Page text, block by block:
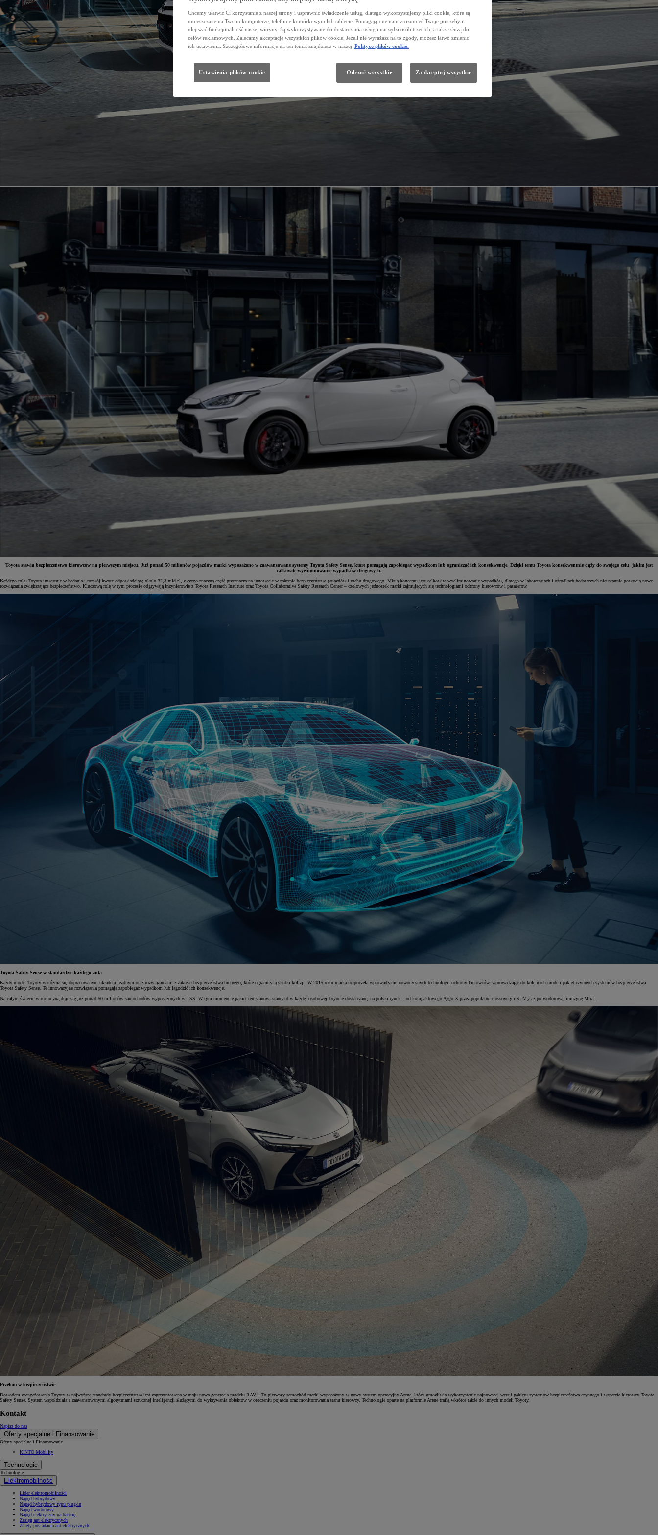
Toyota stawia bezpieczeństwo kierowców na pierwszym miejscu. Już ponad 50 milionów pojazdów marki wyposażono w zaawansowane systemy Toyota Safety Sense, które pomagają zapobiegać wypadkom lub ograniczać ich konsekwencje. Dzięki temu Toyota konsekwentnie dąży do swojego celu, jakim jest
całkowite wyeliminowanie wypadków drogowych.
Każdego roku Toyota inwestuje w badania i rozwój kwotę odpowiadającą około 32,3 mld zł, z czego znaczną część przeznacza na innowacje w zakresie bezpieczeństwa pojazdów i ruchu drogowego. Misją koncernu jest całkowite wyeliminowanie wypadków, dlatego w laboratoriach i ośrodkach badawczych nieustannie powstają nowe
rozwiązania zwiększające bezpieczeństwo. Kluczową rolę w tym procesie odgrywają inżynierowie z Toyota Research Institute oraz Toyota Collaborative Safety Research Center – czołowych jednostek marki zajmujących się technologiami ochrony kierowców i pasażerów.
Toyota Safety Sense w standardzie każdego auta
Każdy model Toyoty wyróżnia się dopracowanym układem jezdnym oraz rozwiązaniami z zakresu bezpieczeństwa biernego, które ograniczają skutki kolizji. W 2015 roku marka rozpoczęła wprowadzanie nowoczesnych technologii ochrony kierowców, wprowadzając do kolejnych modeli pakiet czynnych systemów bezpieczeństwa
Toyota Safety Sense. Te innowacyjne rozwiązania pomagają zapobiegać wypadkom lub łagodzić ich konsekwencje.
Na całym świecie w ruchu znajduje się już ponad 50 milionów samochodów wyposażonych w TSS. W tym momencie pakiet ten stanowi standard w każdej osobowej Toyocie dostarczanej na polski rynek – od kompaktowego Aygo X przez popularne crossovery i SUV-y aż po wodorową limuzynę Mirai.
Przełom w bezpieczeństwie
Dowodem zaangażowania Toyoty w najwyższe standardy bezpieczeństwa jest zaprezentowana w maju nowa generacja modelu RAV4. To pierwszy samochód marki wyposażony w nowy system operacyjny Arene, który umożliwia wykorzystanie najnowszej wersji pakietu systemów bezpieczeństwa czynnego i wsparcia kierowcy Toyota
Safety Sense. System współdziała z zaawansowanymi algorytmami sztucznej inteligencji służącymi do wykrywania obiektów w otoczeniu pojazdu oraz monitorowania stanu kierowcy. Technologie oparte na platformie Arene trafią wkrótce także do innych modeli Toyoty.
Kontakt
Napisz do nas
Oferty specjalne i Finansowanie
Oferty specjalne i Finansowanie
KINTO Mobility
Technologie
Technologie
Elektromobilność
Lider elektromobilności
Napęd hybrydowy
Napęd hybrydowy typu plug-in
Napęd wodorowy
Napęd elektryczny na baterię
Zasięg aut elektrycznych
Zalety posiadania aut elektrycznych
Chcemy ułatwić Ci korzystanie z naszej strony i usprawnić świadczenie usług, dlatego wykorzystujemy pliki cookie, które są
umieszczane na Twoim komputerze, telefonie komórkowym lub tablecie. Pomagają one nam zrozumieć Twoje potrzeby i
ulepszać funkcjonalność naszej witryny. Są wykorzystywane do dostarczania usług i narzędzi osób trzecich, a także służą do
celów reklamowych. Zalecamy akceptację wszystkich plików cookie. Jeżeli nie wyrażasz na to zgody, możesz łatwo zmienić
ich ustawienia. Szczegółowe informacje na ten temat znajdziesz w naszej Polityce plików cookie.
Ustawienia plików cookie Odrzuć wszystkie Zaakceptuj wszystkie